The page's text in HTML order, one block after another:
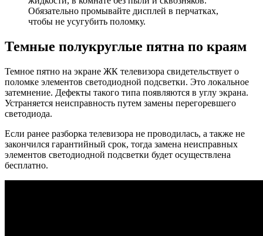
Обязательно промывайте дисплей в перчатках,
чтобы не усугубить поломку.
Темные полукруглые пятна по краям
Темное пятно на экране ЖК телевизора свидетельствует о
поломке элементов светодиодной подсветки. Это локальное
затемнение. Дефекты такого типа появляются в углу экрана.
Устраняется неисправность путем замены перегоревшего
светодиода.
Если ранее разборка телевизора не проводилась, а также не
закончился гарантийный срок, тогда замена неисправных
элементов светодиодной подсветки будет осуществлена
бесплатно.